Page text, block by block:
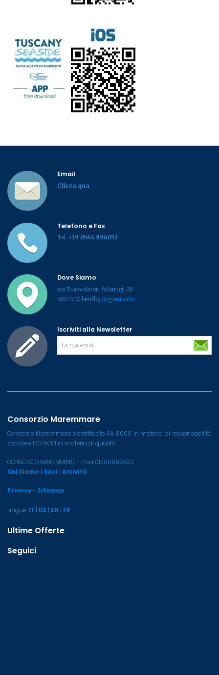
Email
Clicca qua
Telefono e Fax
Tel. +39 0564 896053
Dove Siamo
via Trasvolatori Atlantici, 28
58015 Orbetello, Argentario
Iscriviti alla Newsletter
Consorzio Maremmare
Consorzio Maremmare è certificato SA 8000 in materia di responsabilità
sociale e ISO 9001 in materia di qualità.
CONSORZIO MAREMMARE - P.Iva 01300690532
Chi Siamo
Soci Attività
Privacy- Sitemap
Lingue: IT DE EN FR
Ultime Offerte
Seguici